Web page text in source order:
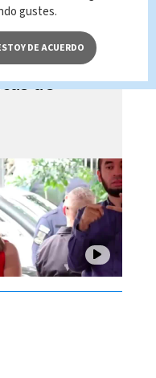
ser
de
gustes.
DE ACUERDO